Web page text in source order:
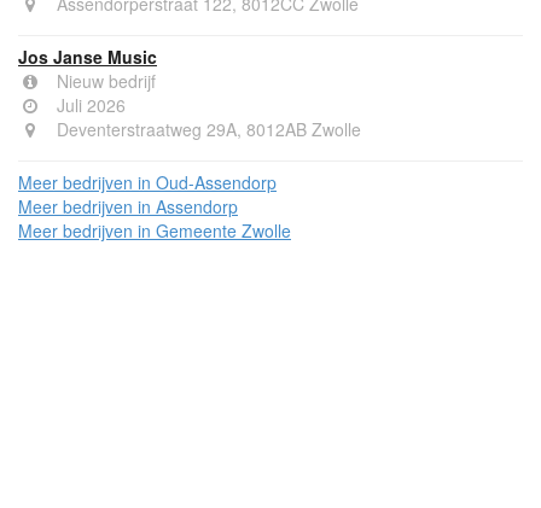
Jos Janse Music
Nieuw bedrijf
Juli 2026
Deventerstraatweg 29A, 8012AB Zwolle
Meer bedrijven in Oud-Assendorp
Meer bedrijven in Assendorp
Meer bedrijven in Gemeente Zwolle